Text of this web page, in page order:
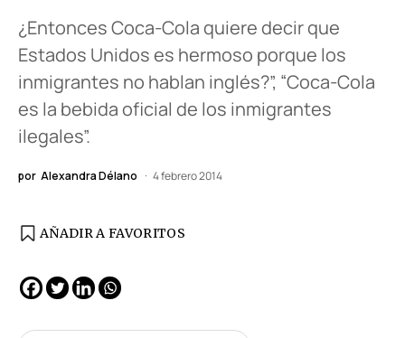
¿Entonces Coca-Cola quiere decir que
Estados Unidos es hermoso porque los
inmigrantes no hablan inglés?”, “Coca-Cola
es la bebida oficial de los inmigrantes
ilegales”.
por Alexandra Délano 4 febrero 2014
AÑADIR A FAVORITOS